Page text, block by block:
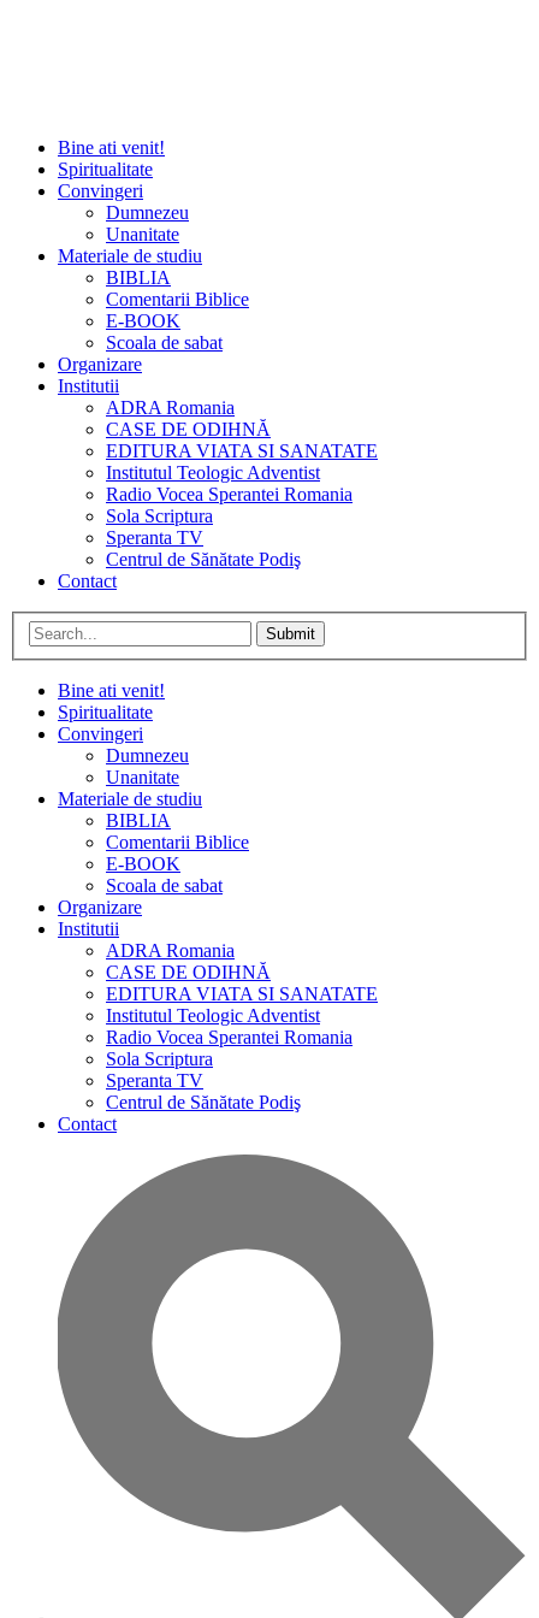
Bine ati venit!
Spiritualitate
Convingeri
Dumnezeu
Unanitate
Materiale de studiu
BIBLIA
Comentarii Biblice
E-BOOK
Scoala de sabat
Organizare
Institutii
ADRA Romania
CASE DE ODIHNĂ
EDITURA VIATA SI SANATATE
Institutul Teologic Adventist
Radio Vocea Sperantei Romania
Sola Scriptura
Speranta TV
Centrul de Sănătate Podiş
Contact
Submit
Bine ati venit!
Spiritualitate
Convingeri
Dumnezeu
Unanitate
Materiale de studiu
BIBLIA
Comentarii Biblice
E-BOOK
Scoala de sabat
Organizare
Institutii
ADRA Romania
CASE DE ODIHNĂ
EDITURA VIATA SI SANATATE
Institutul Teologic Adventist
Radio Vocea Sperantei Romania
Sola Scriptura
Speranta TV
Centrul de Sănătate Podiş
Contact